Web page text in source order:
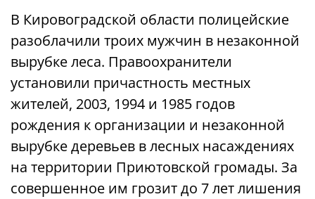
В Кировоградской области полицейские
разоблачили троих мужчин в незаконной
вырубке леса. Правоохранители
установили причастность местных
жителей, 2003, 1994 и 1985 годов
рождения к организации и незаконной
вырубке деревьев в лесных насаждениях
на территории Приютовской громады. За
совершенное им грозит до 7 лет лишения